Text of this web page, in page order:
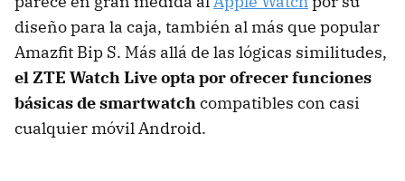
diseño para la caja, también al más que popular
Amazfit Bip S. Más allá de las lógicas similitudes,
el ZTE Watch Live opta por ofrecer funciones
básicas de smartwatchcompatibles con casi
cualquier móvil Android.